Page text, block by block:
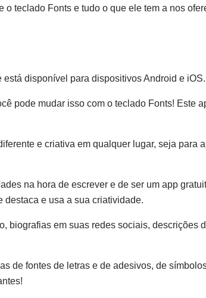
teclado Fonts e tudo o que ele tem a nos
disponível para dispositivos Android e iOS.
pode mudar isso com o teclado Fonts! Este
e criativa em qualquer lugar, seja para
na hora de escrever e de ser um app
destaca e usa a sua criatividade.
biografias em suas redes sociais, descrições
de fontes de letras e de adesivos, de